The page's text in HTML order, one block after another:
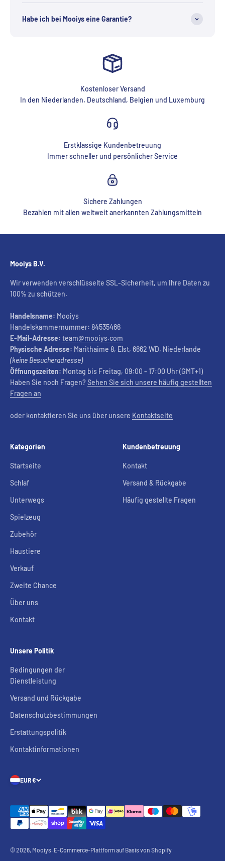
Habe ich bei Mooiys eine Garantie?
Kostenloser Versand
In den Niederlanden, Deutschland, Belgien und Luxemburg
Erstklassige Kundenbetreuung
Immer schneller und persönlicher Service
Sichere Zahlungen
Bezahlen mit allen weltweit anerkannten Zahlungsmitteln
Mooiys B.V.
Wir verwenden verschlüsselte SSL-Sicherheit, um Ihre Daten zu
100% zu schützen.
Handelsname: Mooiys
Handelskammernummer: 84535466
E-Mail-Adresse: team@mooiys.com
Physische Adresse: Marithaime 8, Elst, 6662 WD, Niederlande
(keine Besucheradresse)
Öffnungszeiten: Montag bis Freitag, 09:00 - 17:00 Uhr (GMT+1)
Haben Sie noch Fragen?Sehen Sie sich unsere häufig gestellten
Fragen an
oder kontaktieren Sie uns über unsere Kontaktseite
Kategorien
Startseite
Schlaf
Unterwegs
Spielzeug
Zubehör
Haustiere
Verkauf
Zweite Chance
Über uns
Kontakt
Kundenbetreuung
Kontakt
Versand & Rückgabe
Häufig gestellte Fragen
Unsere Politik
Bedingungen der
Dienstleistung
Versand und Rückgabe
Datenschutzbestimmungen
Erstattungspolitik
Kontaktinformationen
EUR €
© 2026, Mooiys. E-Commerce-Plattform auf Basis von Shopify